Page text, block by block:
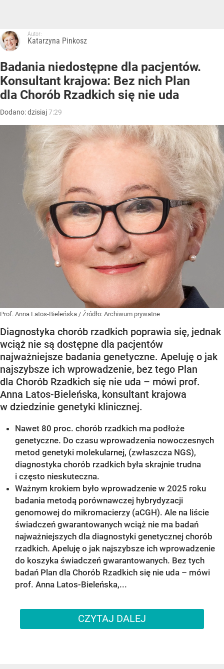
Autor:
Katarzyna Pinkosz
Badania niedostępne dla pacjentów.
Konsultant krajowa: Bez nich Plan
dla Chorób Rzadkich się nie uda
Dodano:dzisiaj7:29
Prof. Anna Latos-Bieleńska / Źródło: Archiwum prywatne
Diagnostyka chorób rzadkich poprawia się, jednak
wciąż nie są dostępne dla pacjentów
najważniejsze badania genetyczne. Apeluję o jak
najszybsze ich wprowadzenie, bez tego Plan
dla Chorób Rzadkich się nie uda – mówi prof.
Anna Latos-Bieleńska, konsultant krajowa
w dziedzinie genetyki klinicznej.
Nawet 80 proc. chorób rzadkich ma podłoże
genetyczne. Do czasu wprowadzenia nowoczesnych
metod genetyki molekularnej, (zwłaszcza NGS),
diagnostyka chorób rzadkich była skrajnie trudna
i często nieskuteczna.
Ważnym krokiem było wprowadzenie w 2025 roku
badania metodą porównawczej hybrydyzacji
genomowej do mikromacierzy (aCGH). Ale na liście
świadczeń gwarantowanych wciąż nie ma badań
najważniejszych dla diagnostyki genetycznej chorób
rzadkich. Apeluję o jak najszybsze ich wprowadzenie
do koszyka świadczeń gwarantowanych. Bez tych
badań Plan dla Chorób Rzadkich się nie uda – mówi
prof. Anna Latos-Bieleńska,...
CZYTAJ DALEJ